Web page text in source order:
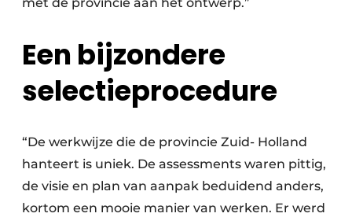
Een bijzondere
selectieprocedure
“De werkwijze die de provincie Zuid- Holland
hanteert is uniek. De assessments waren pittig,
de visie en plan van aanpak beduidend anders,
kortom een mooie manier van werken. Er werd